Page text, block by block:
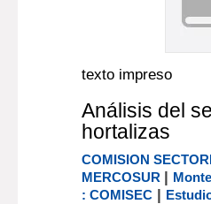
texto impreso
Análisis del
hortalizas
COMISION
MERCOSUR |
: COMISEC |